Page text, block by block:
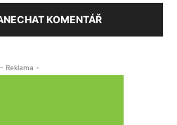
KOMENTÁŘ
- Reklama -